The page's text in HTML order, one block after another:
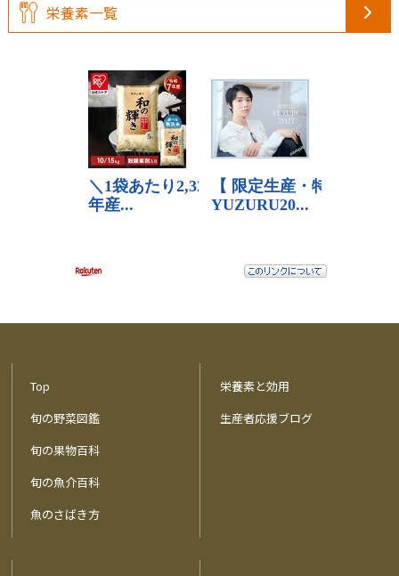
栄養素一覧
Top
旬の野菜図鑑
旬の果物百科
旬の魚介百科
魚のさばき方
栄養素と効用
生産者応援ブログ